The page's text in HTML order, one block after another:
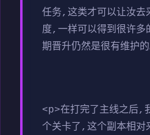
任务,这类才可以让汝去
度,一样可以得到很许多
期晋升仍然是很有维护
<p>在打完了主线之后,
个关卡了,这个副本相对